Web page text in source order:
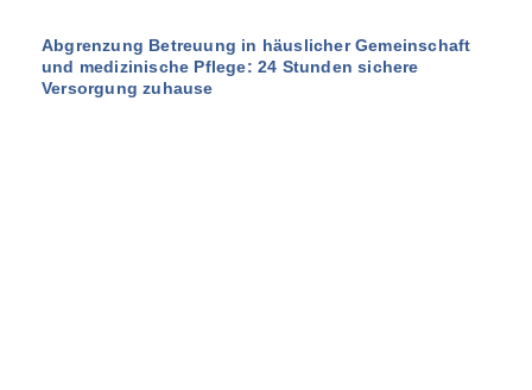
Abgrenzung Betreuung in häuslicher Gemeinschaft
und medizinische Pflege: 24 Stunden sichere
Versorgung zuhause